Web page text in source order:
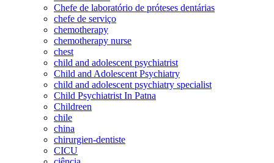
Chefe de laboratório de próteses dentárias
chefe de serviço
chemotherapy
chemotherapy nurse
chest
child and adolescent psychiatrist
Child and Adolescent Psychiatry
child and adolescent psychiatry specialist
Child Psychiatrist In Patna
Childreen
chile
china
chirurgien-dentiste
CICU